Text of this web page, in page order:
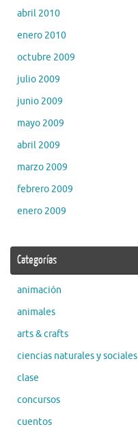
abril 2010
enero 2010
octubre 2009
julio 2009
junio 2009
mayo 2009
abril 2009
marzo 2009
febrero 2009
enero 2009
Categorías
animación
animales
arts & crafts
ciencias naturales y sociales
clase
concursos
cuentos